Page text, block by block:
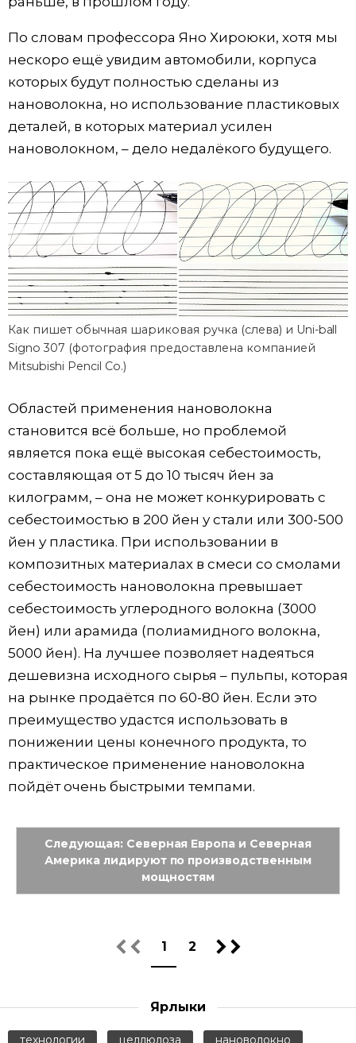
По словам профессора Яно Хироюки, хотя мы
нескоро ещё увидим автомобили, корпуса
которых будут полностью сделаны из
нановолокна, но использование пластиковых
деталей, в которых материал усилен
нановолокном, – дело недалёкого будущего.
Как пишет обычная шариковая ручка (слева) и Uni-ball
Signo 307 (фотография предоставлена компанией
Mitsubishi Pencil Co.)
Областей применения нановолокна
становится всё больше, но проблемой
является пока ещё высокая себестоимость,
составляющая от 5 до 10 тысяч йен за
килограмм, – она не может конкурировать с
себестоимостью в 200 йен у стали или 300-500
йен у пластика. При использовании в
композитных материалах в смеси со смолами
себестоимость нановолокна превышает
себестоимость углеродного волокна (3000
йен) или арамида (полиамидного волокна,
5000 йен). На лучшее позволяет надеяться
дешевизна исходного сырья – пульпы, которая
на рынке продаётся по 60-80 йен. Если это
преимущество удастся использовать в
понижении цены конечного продукта, то
практическое применение нановолокна
пойдёт очень быстрыми темпами.
Следующая: Северная Европа и Северная
Америка лидируют по производственным
мощностям
1 2
Ярлыки